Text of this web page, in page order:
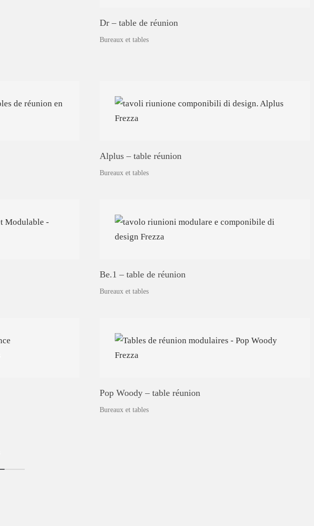
Dr – table de réunion
Bureaux et tables
Alplus – table réunion
Bureaux et tables
Be.1 – table de réunion
Bureaux et tables
Pop Woody – table réunion
Bureaux et tables